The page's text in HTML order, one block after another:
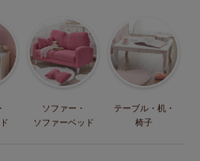
ソファー・
ソファーベッド
テーブル・机・
椅子